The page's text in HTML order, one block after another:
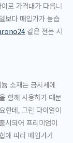
로 가격대가 다릅니
보다 매입가가 높습
같은 전문 시
소재는 금시세에
함께 사용하기 때문
한데, 그린 다이얼이
시되어 프리미엄이
에 따라 매입가가